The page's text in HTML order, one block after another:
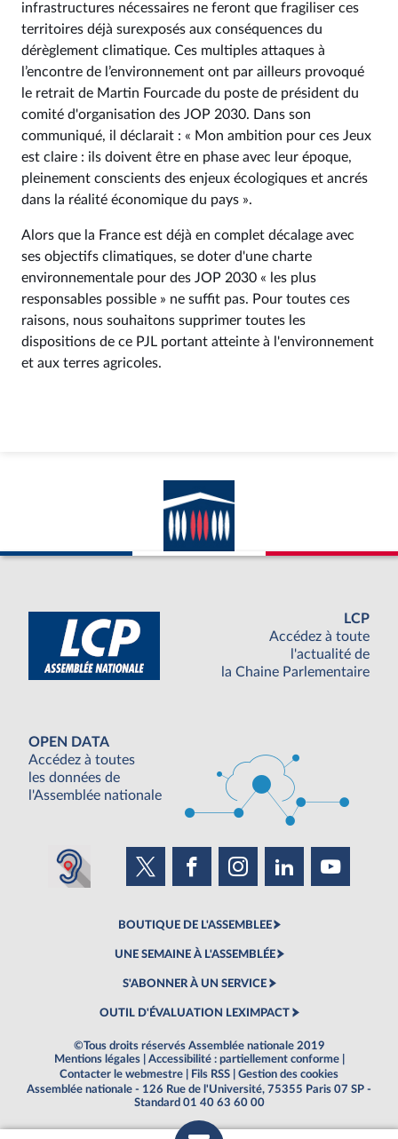
infrastructures nécessaires ne feront que fragiliser ces
territoires déjà surexposés aux conséquences du
dérèglement climatique. Ces multiples attaques à
l’encontre de l’environnement ont par ailleurs provoqué
le retrait de Martin Fourcade du poste de président du
comité d'organisation des JOP 2030. Dans son
communiqué, il déclarait : « Mon ambition pour ces Jeux
est claire : ils doivent être en phase avec leur époque,
pleinement conscients des enjeux écologiques et ancrés
dans la réalité économique du pays ».
Alors que la France est déjà en complet décalage avec
ses objectifs climatiques, se doter d'une charte
environnementale pour des JOP 2030 « les plus
responsables possible » ne suffit pas. Pour toutes ces
raisons, nous souhaitons supprimer toutes les
dispositions de ce PJL portant atteinte à l'environnement
et aux terres agricoles.
LCP
Accédez à toute
l'actualité de
la Chaine Parlementaire
OPEN DATA
Accédez à toutes
les données de
l'Assemblée nationale
BOUTIQUE DE L'ASSEMBLEE
UNE SEMAINE À L'ASSEMBLÉE
S'ABONNER À UN SERVICE
OUTIL D'ÉVALUATION LEXIMPACT
©Tous droits réservés Assemblée nationale 2019
Mentions légales
Accessibilité : partiellement conforme
Contacter le webmestre
Fils RSS
Gestion des cookies
Assemblée nationale - 126 Rue de l'Université, 75355 Paris 07 SP -
Standard 01 40 63 60 00